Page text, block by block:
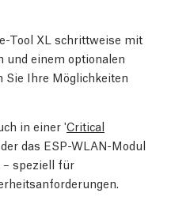
Tool XL schrittweise mit
und einem optionalen
Sie Ihre Möglichkeiten
in einer 'Critical
das ESP-WLAN-Modul
– speziell für